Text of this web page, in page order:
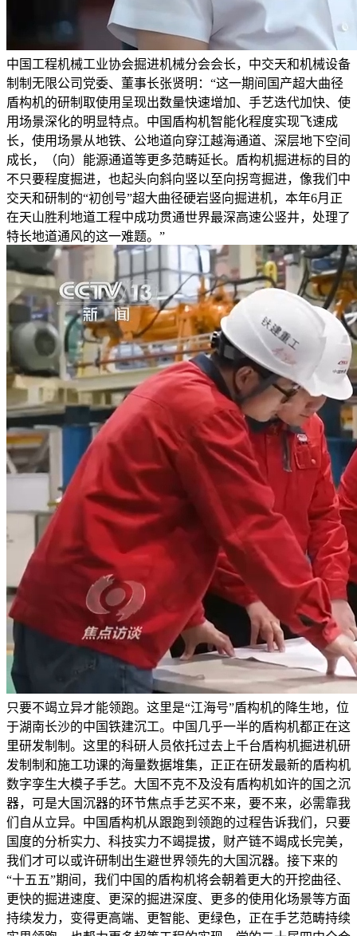
中国工程机械工业协会掘进机械分会会长，中交天和机械设备
制制无限公司党委、董事长张贤明：“这一期间国产超大曲径
盾构机的研制取使用呈现出数量快速增加、手艺迭代加快、使
用场景深化的明显特点。中国盾构机智能化程度实现飞速成
长，使用场景从地铁、公地道向穿江越海通道、深层地下空间
成长，（向）能源通道等更多范畴延长。盾构机掘进标的目的
不只要程度掘进，也起头向斜向竖以至向拐弯掘进，像我们中
交天和研制的“初创号”超大曲径硬岩竖向掘进机，本年6月正
在天山胜利地道工程中成功贯通世界最深高速公竖井，处理了
特长地道通风的这一难题。”
只要不竭立异才能领跑。这里是“江海号”盾构机的降生地，位
于湖南长沙的中国铁建沉工。中国几乎一半的盾构机都正在这
里研发制制。这里的科研人员依托过去上千台盾构机掘进机研
发制制和施工功课的海量数据堆集，正正在研发最新的盾构机
数字孪生大模子手艺。大国不克不及没有盾构机如许的国之沉
器，可是大国沉器的环节焦点手艺买不来，要不来，必需靠我
们自从立异。中国盾构机从跟跑到领跑的过程告诉我们，只要
国度的分析实力、科技实力不竭提拔，财产链不竭成长完美，
我们才可以或许研制出生避世界领先的大国沉器。接下来的
“十五五”期间，我们中国的盾构机将会朝着更大的开挖曲径、
更快的掘进速度、更深的掘进深度、更多的使用化场景等方面
持续发力，变得更高端、更智能、更绿色，正在手艺范畴持续